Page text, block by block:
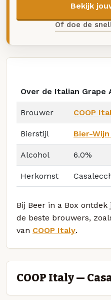
Bekijk
Of doe de
Over de Italian Grape
Brouwer COOP
Bierstijl Bier-
Alcohol 6.0%
Herkomst
Bij Beer in a Box
de beste brouwers,
van COOP Italy.
COOP Italy —